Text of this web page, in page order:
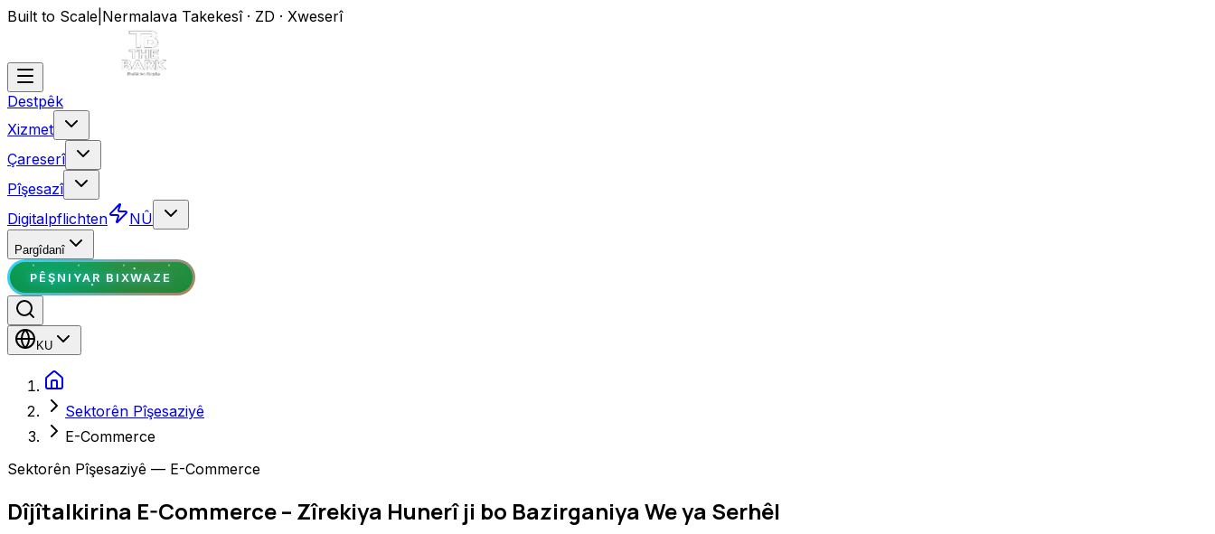
Built to Scale Nermalava Takekesî · ZD · Xweserî
Destpêk
Xizmet
Çareserî
Pîşesazî
Digitalpflichten
NÛ
Pargîdanî
PÊŞNIYAR BIXWAZE
KU
Sektorên Pîşesaziyê
E-Commerce
Sektorên Pîşesaziyê — E-Commerce
Dîjîtalkirina E-Commerce – Zîrekiya Hunerî ji bo Bazirganiya We ya Serhêl